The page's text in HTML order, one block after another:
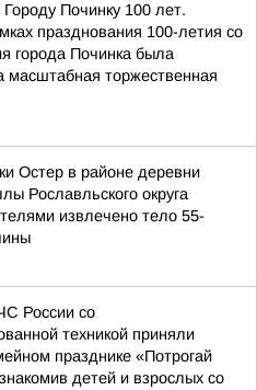
Починку 100 лет.
празднования 100-летия со
города Починка была
масштабная торжественная
Остер в районе деревни
Рославльского округа
извлечено тело 55-
России со
техникой приняли
празднике «Потрогай
детей и взрослых со